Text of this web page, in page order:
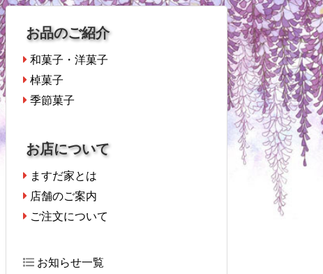
お品のご紹介
和菓子・洋菓子
棹菓子
季節菓子
お店について
ますだ家とは
店舗のご案内
ご注文について
お知らせ一覧